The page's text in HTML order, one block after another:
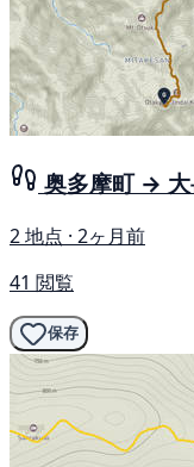
奥多摩町 → 大
2 地点 · 2ヶ月前
41 閲覧
保存